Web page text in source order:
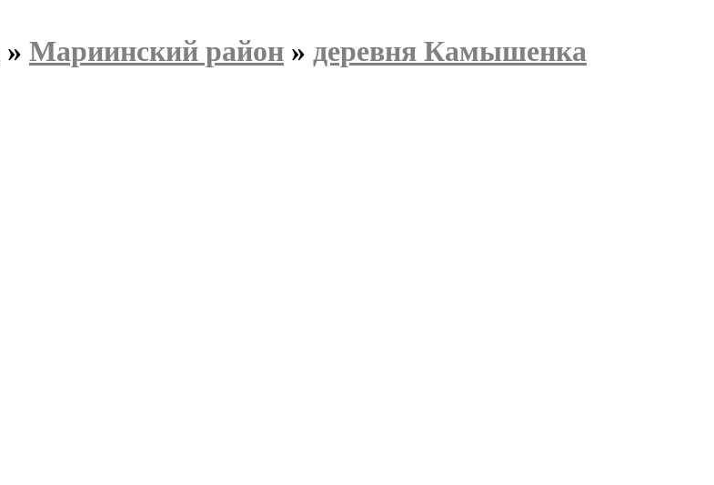
» Мариинский район » деревня Камышенка